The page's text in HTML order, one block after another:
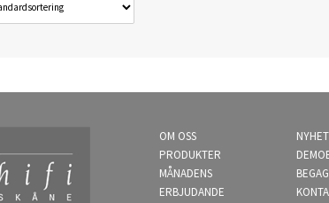
OM OSS
PRODUKTER
MÅNADENS
ERBJUDANDE